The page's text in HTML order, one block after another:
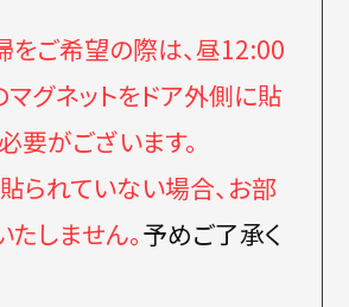
をご希望の際は、昼12:00
グネットをドア外側に貼
要がございます。
られていない場合、お部
しません。予めご了承く